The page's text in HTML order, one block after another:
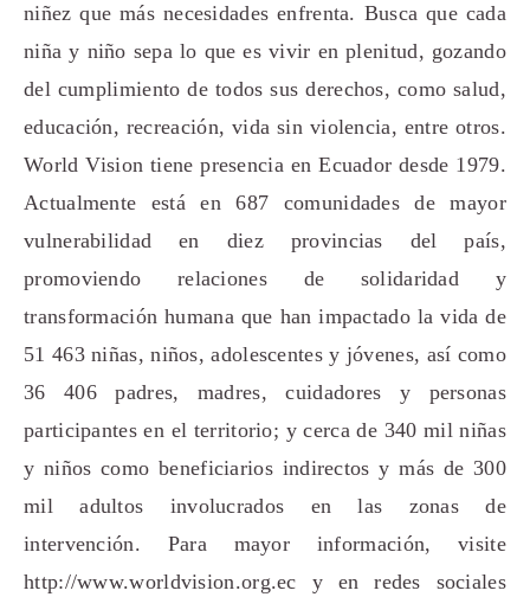
niñez que más necesidades enfrenta. Busca que cada
niña y niño sepa lo que es vivir en plenitud, gozando
del cumplimiento de todos sus derechos, como salud,
educación, recreación, vida sin violencia, entre otros.
World Vision tiene presencia en Ecuador desde 1979.
Actualmente está en 687 comunidades de mayor
vulnerabilidad en diez provincias del país,
promoviendo relaciones de solidaridad y
transformación humana que han impactado la vida de
51 463 niñas, niños, adolescentes y jóvenes, así como
36 406 padres, madres, cuidadores y personas
participantes en el territorio; y cerca de 340 mil niñas
y niños como beneficiarios indirectos y más de 300
mil adultos involucrados en las zonas de
intervención. Para mayor información, visite
http://www.worldvision.org.ec y en redes sociales